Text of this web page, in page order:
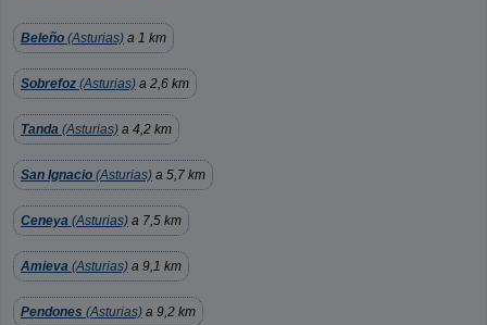
Beleño (Asturias) a 1 km
Sobrefoz (Asturias) a 2,6 km
Tanda (Asturias) a 4,2 km
San Ignacio (Asturias) a 5,7 km
Ceneya (Asturias) a 7,5 km
Amieva (Asturias) a 9,1 km
Pendones (Asturias) a 9,2 km